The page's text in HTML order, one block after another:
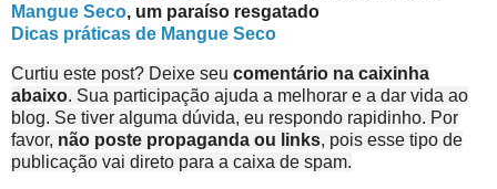
Mangue Seco, um paraíso resgatado
Dicas práticas de Mangue Seco
Curtiu este post? Deixe seu comentário na caixinha
abaixo. Sua participação ajuda a melhorar e a dar vida ao
blog. Se tiver alguma dúvida, eu respondo rapidinho. Por
favor, não poste propaganda ou links, pois esse tipo de
publicação vai direto para a caixa de spam.